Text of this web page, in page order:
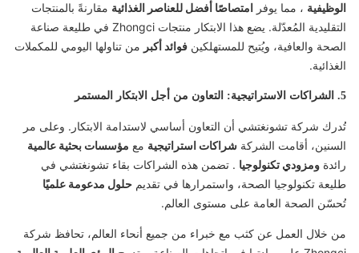
الوظيفية ، مما يوفر امتصاصًا أفضل للعناصر الغذائية مقارنةً بالمنتجات
التقليدية المُعدّلة. يضع هذا الابتكار منتجات Zhongci في طليعة صناعة
الصحة والعافية، ويُتيح للمستهلكين فوائد أكبر من تناولها اليومي للمكملات
الغذائية.
5. الشراكات الاستراتيجية: التعاون من أجل الابتكار المستمر
تُدرك شركة تشونغتشي أن التعاون أساسي لاستدامة الابتكار. وعلى مر
السنين، أقامت الشركة شراكات استراتيجية مع مؤسسات بحثية عالمية
رائدة ومزودي تكنولوجيا . تضمن هذه الشراكات بقاء تشونغتشي في
طليعة تكنولوجيا الصحة، واستمرارها في تقديم حلول مدعومة علميًا
تُحسّن الصحة العامة على مستوى العالم.
من خلال العمل عن كثب مع خبراء من جميع أنحاء العالم، تحافظ شركة